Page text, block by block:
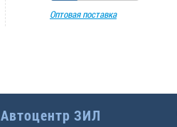
Оптовая поставка
Автоцентр ЗИЛ